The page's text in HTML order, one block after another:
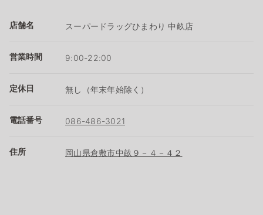
店舗名 スーパードラッグひまわり 中畝店
営業時間 9:00-22:00
定休日 無し（年末年始除く）
電話番号 086-486-3021
住所 岡山県倉敷市中畝９－４－４２